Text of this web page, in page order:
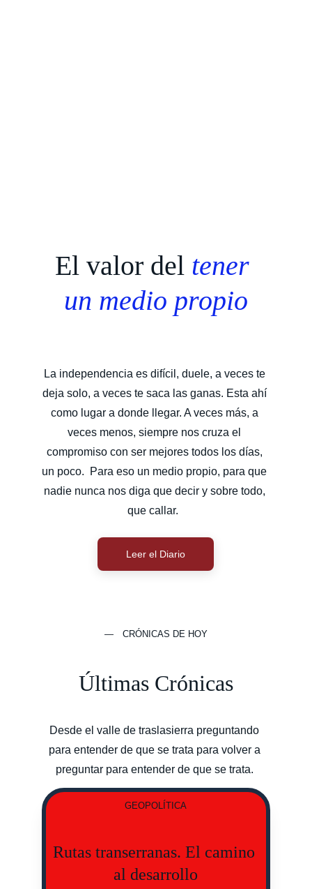
Leer el Diario
El valor del tener
un medio propio
La independencia es difícil, duele, a veces te
deja solo, a veces te saca las ganas. Esta ahí
como lugar a donde llegar. A veces más, a
veces menos, siempre nos cruza el
compromiso con ser mejores todos los días,
un poco.  Para eso un medio propio, para que
nadie nunca nos diga que decir y sobre todo,
que callar.
— CRÓNICAS DE HOY
Últimas Crónicas
Desde el valle de traslasierra preguntando
para entender de que se trata para volver a
preguntar para entender de que se trata.
GEOPOLÍTICA
Rutas transerranas. El camino
al desarrollo